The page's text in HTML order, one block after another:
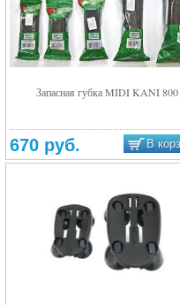
Запасная губка MIDI KANI 800
670 руб. В